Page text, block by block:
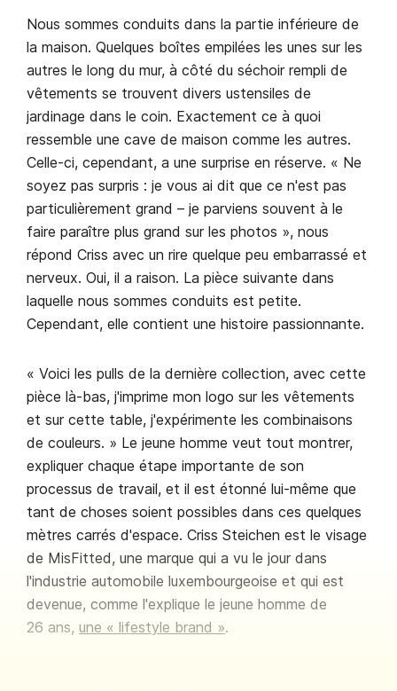
Nous sommes conduits dans la partie inférieure de
la maison. Quelques boîtes empilées les unes sur les
autres le long du mur, à côté du séchoir rempli de
vêtements se trouvent divers ustensiles de
jardinage dans le coin. Exactement ce à quoi
ressemble une cave de maison comme les autres.
Celle-ci, cependant, a une surprise en réserve. « Ne
soyez pas surpris : je vous ai dit que ce n'est pas
particulièrement grand – je parviens souvent à le
faire paraître plus grand sur les photos », nous
répond Criss avec un rire quelque peu embarrassé et
nerveux. Oui, il a raison. La pièce suivante dans
laquelle nous sommes conduits est petite.
Cependant, elle contient une histoire passionnante.
« Voici les pulls de la dernière collection, avec cette
pièce là-bas, j'imprime mon logo sur les vêtements
et sur cette table, j'expérimente les combinaisons
de couleurs. » Le jeune homme veut tout montrer,
expliquer chaque étape importante de son
processus de travail, et il est étonné lui-même que
tant de choses soient possibles dans ces quelques
mètres carrés d'espace. Criss Steichen est le visage
de MisFitted, une marque qui a vu le jour dans
l'industrie automobile luxembourgeoise et qui est
devenue, comme l'explique le jeune homme de
26 ans, une « lifestyle brand ».